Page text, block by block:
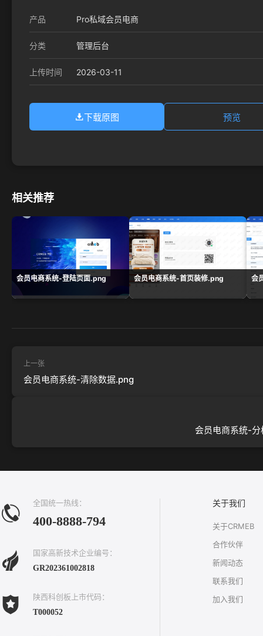
产品 Pro私域会员电商
分类 管理后台
上传时间 2026-03-11
下载原图 预览
相关推荐
会员电商系统-登陆页面.png 会员电商系统-首页装修.png 会
上一张
会员电商系统-清除数据.png
会员电商系统-
全国统一热线：
400-8888-794
国家高新技术企业编号：
GR202361002818
陕西科创板上市代码：
T000052
关于我们
关于CRMEB
合作伙伴
新闻动态
联系我们
加入我们